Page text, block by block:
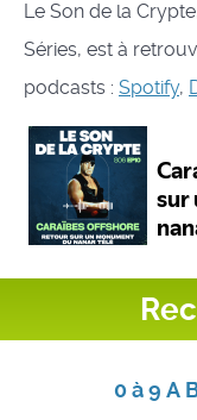
Le Son de la
Séries, est à
podcasts : Spotify,
0 à 9 A